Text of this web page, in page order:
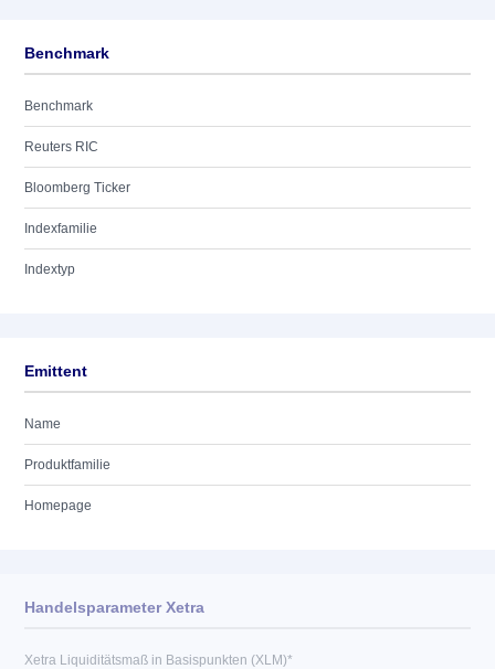
Benchmark
Benchmark
Reuters RIC
Bloomberg Ticker
Indexfamilie
Indextyp
Emittent
Name
Produktfamilie
Homepage
Handelsparameter Xetra
Xetra Liquiditätsmaß in Basispunkten (XLM)*